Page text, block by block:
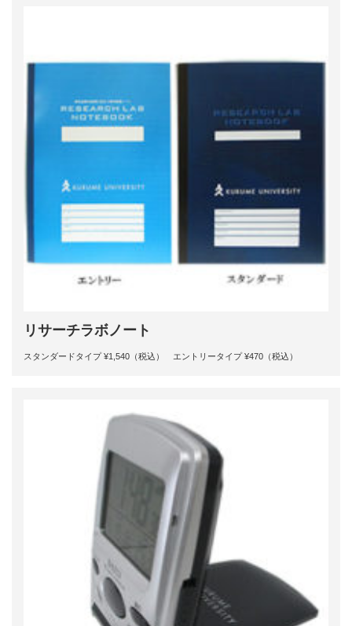
リサーチラボノート
スタンダードタイプ ¥1,540（税込） エントリータイプ ¥470（税込）